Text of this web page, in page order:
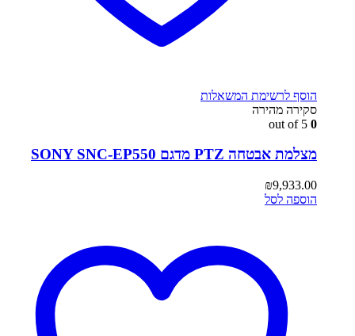
הוסף לרשימת המשאלות
סקירה מהירה
0
מצלמת אבטחה PTZ מדגם SONY SNC-EP550
₪9,933.00
הוספה לסל